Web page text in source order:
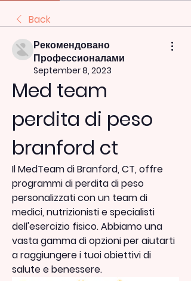
Back
Рекомендовано
Профессионалами
September 8, 2023
Med team
perdita di peso
branford ct
Il MedTeam di Branford, CT, offre
programmi di perdita di peso
personalizzati con un team di
medici, nutrizionisti e specialisti
dell'esercizio fisico. Abbiamo una
vasta gamma di opzioni per aiutarti
a raggiungere i tuoi obiettivi di
salute e benessere.